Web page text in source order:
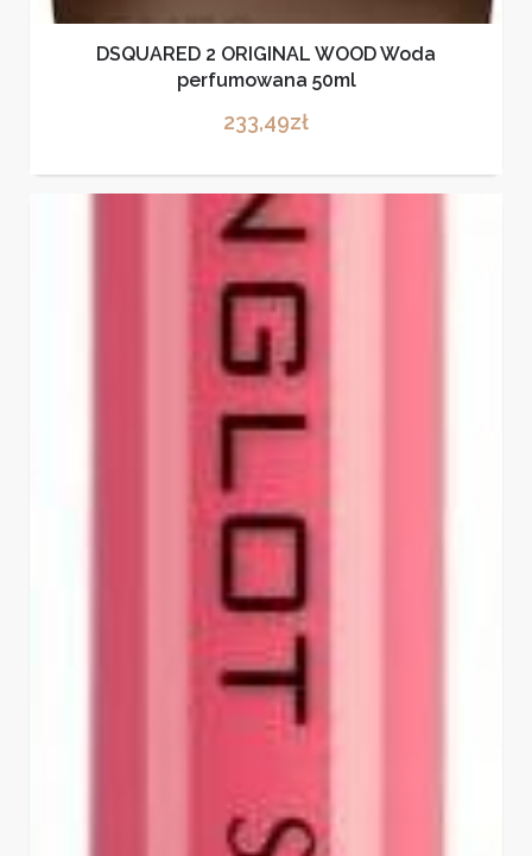
DSQUARED 2 ORIGINAL WOOD Woda
perfumowana 50ml
233,49zł